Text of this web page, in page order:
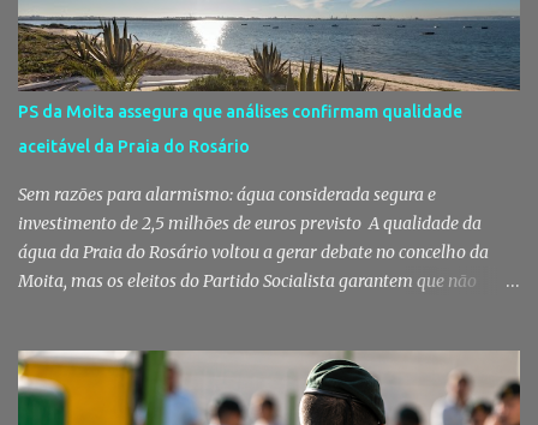
dúvidas sobre a adjudicação da nova escola A Câmara Municipal
do Montijo veio a público responder às dúvidas levantadas em
torno da adjudicação da construção do futuro Centro Escolar de
Pegões, uma empreitada de cerca de 4,8 milhões de euros que
ganhou destaque após uma notícia publicada pelo Página UM. O
jornal questionou, entre outros aspetos, o recurso ao ajuste direto
e a escolha da empresa adjudicatária, uma socied...
PS da Moita assegura que análises confirmam qualidade
aceitável da Praia do Rosário
Sem razões para alarmismo: água considerada segura e
investimento de 2,5 milhões de euros previsto A qualidade da
água da Praia do Rosário voltou a gerar debate no concelho da
Moita, mas os eleitos do Partido Socialista garantem que não
classificação de "Qualidade Aceitável", - posição validada pela a
Agência Portuguesa do Ambiente a 29 de Julho - acusam